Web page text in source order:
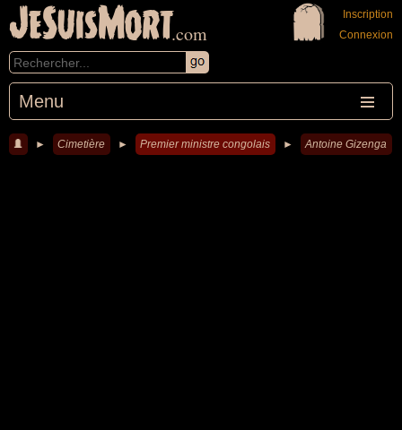
JeSuisMort.com
Menu
Inscription
Connexion
► Cimetière ► Premier ministre congolais ► Antoine Gizenga